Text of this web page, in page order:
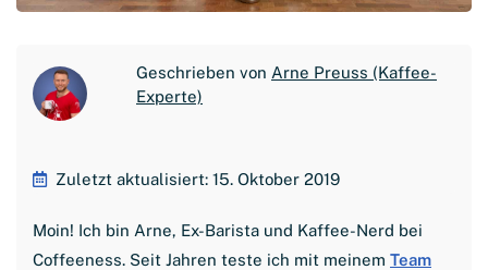
Geschrieben von Arne Preuss (Kaffee-
Experte)
Zuletzt aktualisiert: 15. Oktober 2019
Moin! Ich bin Arne, Ex-Barista und Kaffee-Nerd bei
Coffeeness. Seit Jahren teste ich mit meinem Team